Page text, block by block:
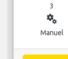
3
miscellaneous_services
Manuel